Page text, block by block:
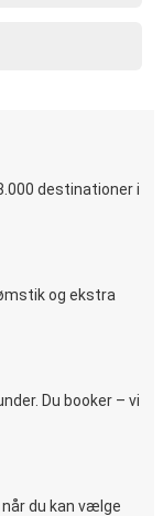
destinationer i
og ekstra
Du booker – vi
du kan vælge